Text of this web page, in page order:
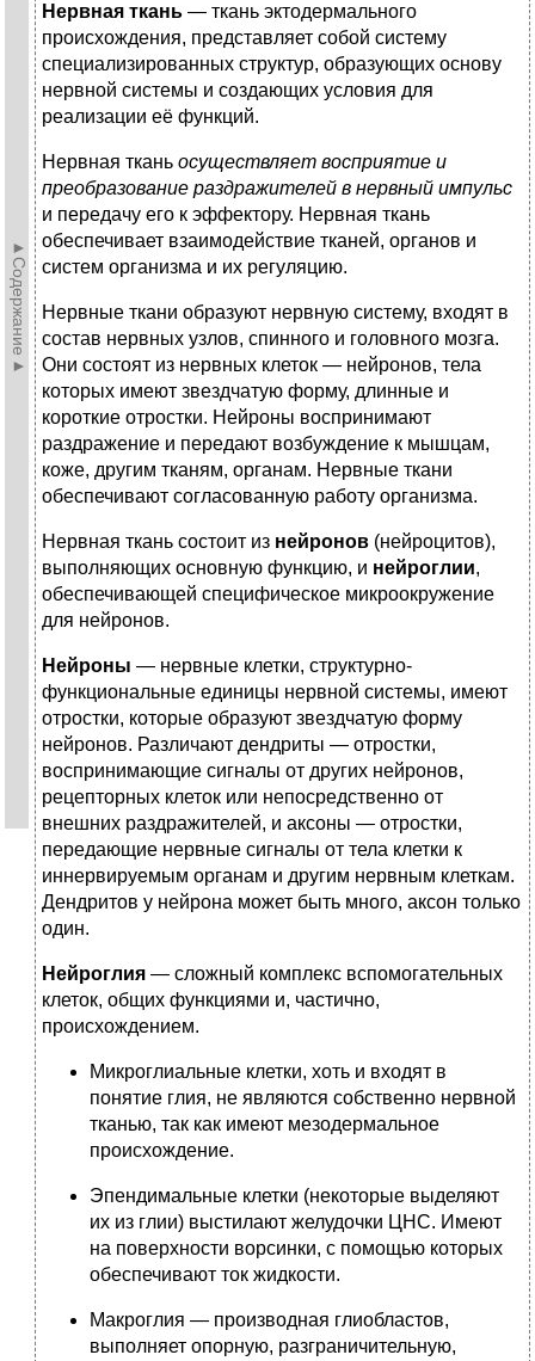
►Содержание►
Нервная ткань — ткань эктодермального
происхождения, представляет собой систему
специализированных структур, образующих основу
нервной системы и создающих условия для
реализации её функций.
Нервная ткань осуществляет восприятие и
преобразование раздражителей в нервный импульс
и передачу его к эффектору. Нервная ткань
обеспечивает взаимодействие тканей, органов и
систем организма и их регуляцию.
Нервные ткани образуют нервную систему, входят в
состав нервных узлов, спинного и головного мозга.
Они состоят из нервных клеток — нейронов, тела
которых имеют звездчатую форму, длинные и
короткие отростки. Нейроны воспринимают
раздражение и передают возбуждение к мышцам,
коже, другим тканям, органам. Нервные ткани
обеспечивают согласованную работу организма.
Нервная ткань состоит из нейронов (нейроцитов),
выполняющих основную функцию, и нейроглии,
обеспечивающей специфическое микроокружение
для нейронов.
Нейроны — нервные клетки, структурно-
функциональные единицы нервной системы, имеют
отростки, которые образуют звездчатую форму
нейронов. Различают дендриты — отростки,
воспринимающие сигналы от других нейронов,
рецепторных клеток или непосредственно от
внешних раздражителей, и аксоны — отростки,
передающие нервные сигналы от тела клетки к
иннервируемым органам и другим нервным клеткам.
Дендритов у нейрона может быть много, аксон только
один.
Нейроглия — сложный комплекс вспомогательных
клеток, общих функциями и, частично,
происхождением.
Микроглиальные клетки, хоть и входят в
понятие глия, не являются собственно нервной
тканью, так как имеют мезодермальное
происхождение.
Эпендимальные клетки (некоторые выделяют
их из глии) выстилают желудочки ЦНС. Имеют
на поверхности ворсинки, с помощью которых
обеспечивают ток жидкости.
Макроглия — производная глиобластов,
выполняет опорную, разграничительную,